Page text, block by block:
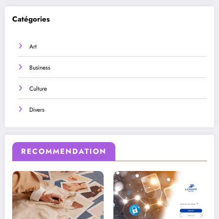
Catégories
Art
Business
Culture
Divers
RECOMMENDATION